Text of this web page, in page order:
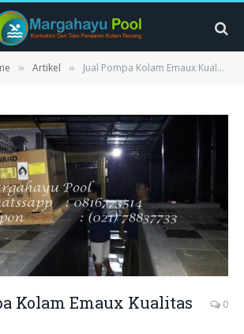
» Artikel » Jual Pompa Kolam Emaux Kualitas Terbaik
Kolam Emaux Kualitas
0